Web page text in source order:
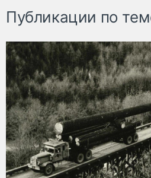
Публикации по